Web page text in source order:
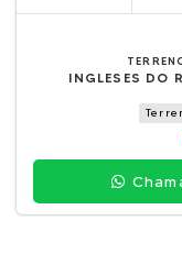
INGLESES DO